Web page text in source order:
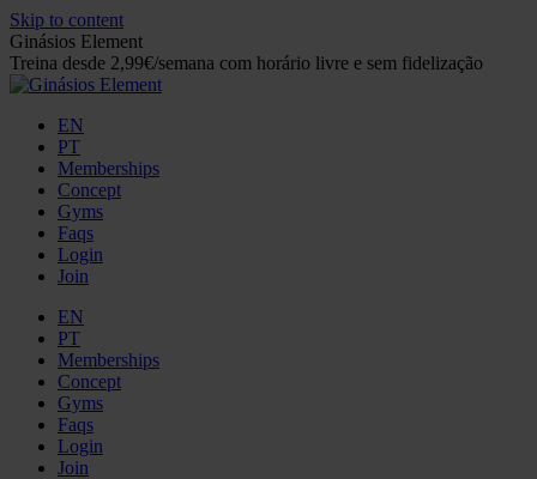
Skip to content
Ginásios Element
Treina desde 2,99€/semana com horário livre e sem fidelização
EN
PT
Memberships
Concept
Gyms
Faqs
Login
Join
EN
PT
Memberships
Concept
Gyms
Faqs
Login
Join